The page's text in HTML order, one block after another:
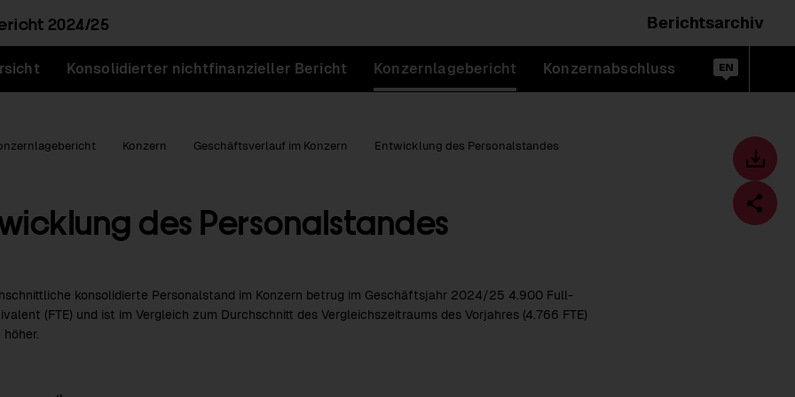
2024/25 Berichtsarchiv
Konsolidierter nichtfinanzieller Bericht Konzernlagebericht Konzernabschluss
Wechsele
die
Sprache
en
Konzern Geschäftsverlauf im Konzern Entwicklung des Personalstandes
des Personalstandes
konsolidierte Personalstand im Konzern betrug im Geschäftsjahr 2024/25 4.900 Full-
(FTE) und ist im Vergleich zum Durchschnitt des Vergleichszeitraums des Vorjahres (4.766 FTE)
höher.
Toolbar
Diese